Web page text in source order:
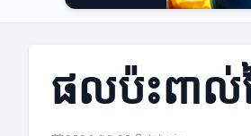
ផលប៉ះពាល់